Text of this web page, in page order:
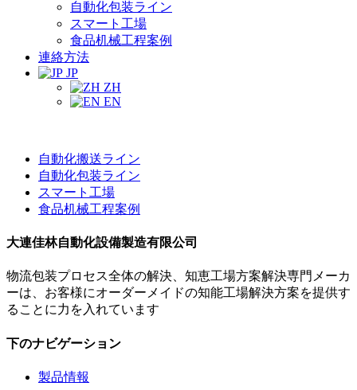
自動化包装ライン
スマート工場
食品机械工程案例
連絡方法
JP
ZH
EN
自動化搬送ライン
自動化包装ライン
スマート工場
食品机械工程案例
大連佳林自動化設備製造有限公司
物流包装プロセス全体の解決、知恵工場方案解決専門メーカ
ーは、お客様にオーダーメイドの知能工場解決方案を提供す
ることに力を入れています
下のナビゲーション
製品情報